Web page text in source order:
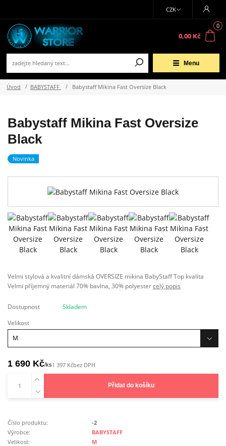
Menu
CZK
0
0,00 Kč
Úvod BABYSTAFF Babystaff Mikina Fast Oversize Black
Babystaff Mikina Fast Oversize
Black
Novinka
Velmi stylová a kvalitní dámská OVERSIZE mikina BabyStaff Top kvalita
Velmi příjemný materiál 70% bavlna, 30% polyestercelý popis
Dostupnost
Skladem
Velikost
1 690 Kč/ks1 397 Kčbez DPH
Přidat do košíku
Číslo produktu:
-2
Výrobce:
BABYSTAFF
Velikost:
M